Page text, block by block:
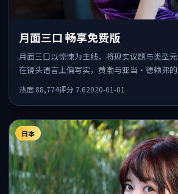
月面三口 畅享免费版
月面三口以惊悚为主线，将现实议题与类型
在镜头语言上偏写实，黄渤与亚当·德赖弗
热度 88,774评分 7.62020-01-01
日本